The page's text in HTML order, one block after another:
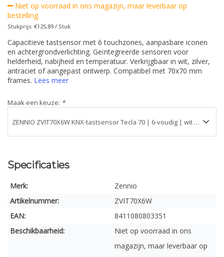
Niet op voorraad in ons magazijn, maar leverbaar op
bestelling.
Stukprijs: €125,89 / Stuk
Capacitieve tastsensor met 6 touchzones, aanpasbare iconen
en achtergrondverlichting. Geïntegreerde sensoren voor
helderheid, nabijheid en temperatuur. Verkrijgbaar in wit, zilver,
antraciet of aangepast ontwerp. Compatibel met 70x70 mm
frames. Lees meer
Maak een keuze: *
Specificaties
Merk:
Zennio
Artikelnummer:
ZVIT70X6W
EAN:
8411080803351
Beschikbaarheid:
Niet op voorraad in ons
magazijn, maar leverbaar op